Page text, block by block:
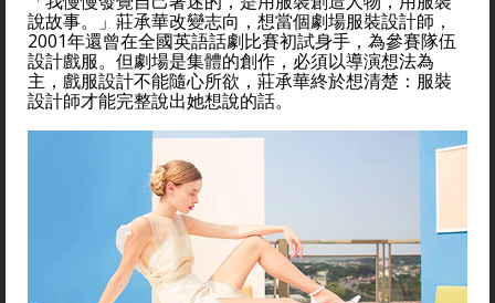
說故事。」莊承華改變志向，想當個劇場服裝設計師，
2001年還曾在全國英語話劇比賽初試身手，為參賽隊伍
設計戲服。但劇場是集體的創作，必須以導演想法為
主，戲服設計不能隨心所欲，莊承華終於想清楚：服裝
設計師才能完整說出她想說的話。